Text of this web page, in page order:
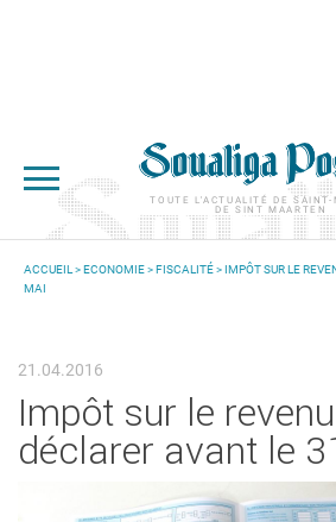
TOUTE L'ACTUALITÉ DE SAINT-
DE SINT MAARTEN
VOUS ÊTES ICI
ACCUEIL >ECONOMIE>FISCALITÉ> IMPÔT SUR LE
MAI
21.04.2016
Impôt sur le
déclarer avant le